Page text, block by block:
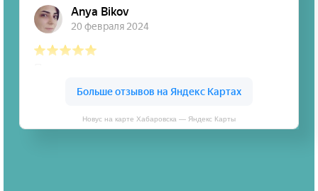
Новус на карте Хабаровска — Яндекс Карты